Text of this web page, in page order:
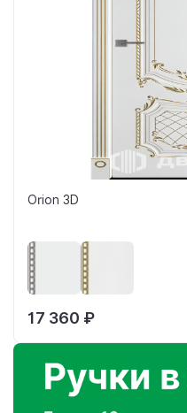
Orion 3D
17 360 ₽